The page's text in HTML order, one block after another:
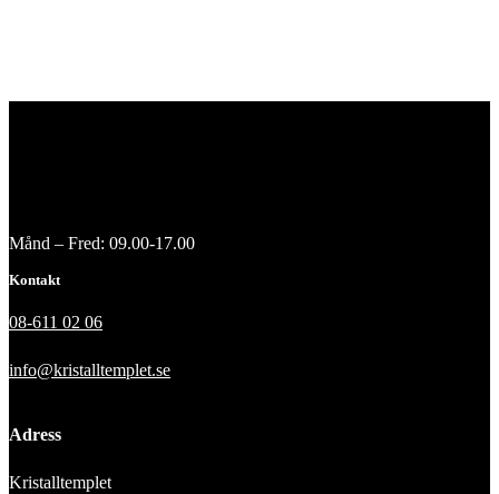
Månd – Fred: 09.00-17.00
Kontakt
08-611 02 06
info@kristalltemplet.se
Adress
Kristalltemplet